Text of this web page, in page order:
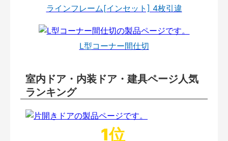
ラインフレーム[インセット] 4枚引違
L型コーナー間仕切
室内ドア・内装ドア・建具ページ人気
ランキング